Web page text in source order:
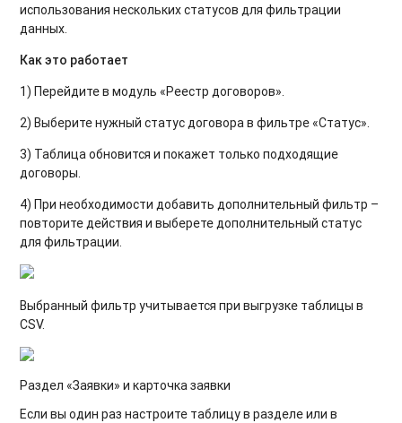
использования нескольких статусов для фильтрации
данных.
Как это работает
1) Перейдите в модуль «Реестр договоров».
2) Выберите нужный статус договора в фильтре «Статус».
3) Таблица обновится и покажет только подходящие
договоры.
4) При необходимости добавить дополнительный фильтр –
повторите действия и выберете дополнительный статус
для фильтрации.
Выбранный фильтр учитывается при выгрузке таблицы в
CSV.
Раздел «Заявки» и карточка заявки
Если вы один раз настроите таблицу в разделе или в